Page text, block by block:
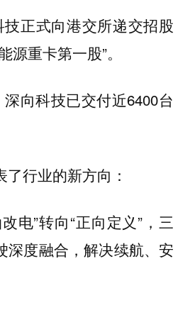
正式向港交所递交招股
源重卡第一股”。
向科技已交付近6400台
行业的新方向：
电”转向“正向定义”，三
深度融合，解决续航、安